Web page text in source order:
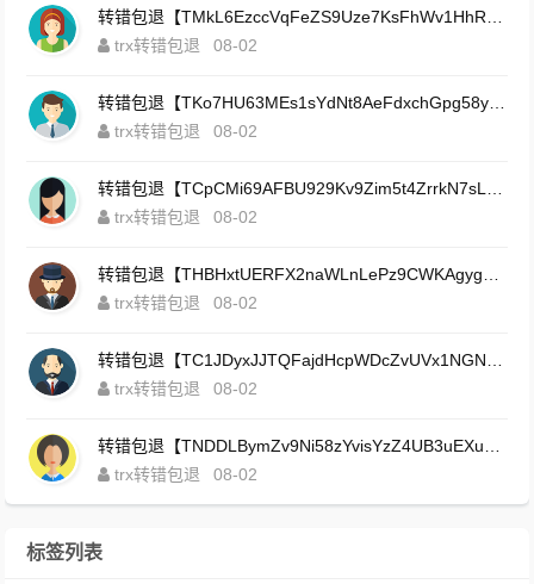
trx转错包退
08-02
trx转错包退
08-02
trx转错包退
08-02
trx转错包退
08-02
trx转错包退
08-02
trx转错包退
08-02
标签列表